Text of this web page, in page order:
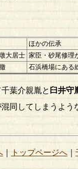
ほかの伝承
大居士 家臣・砂尾修理
石浜橋場にある
葉介親胤と 臼井守
同してしまうよ
トップページへ